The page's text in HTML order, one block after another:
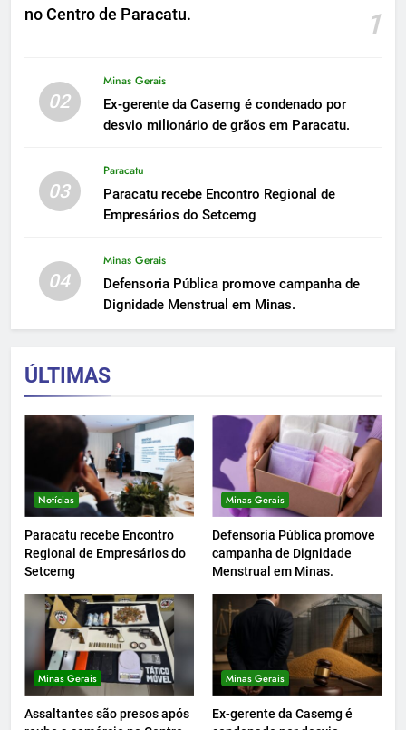
no Centro de Paracatu.
1
02
Minas Gerais
Ex-gerente da Casemg é condenado por
desvio milionário de grãos em Paracatu.
03
Paracatu
Paracatu recebe Encontro Regional de
Empresários do Setcemg
04
Minas Gerais
Defensoria Pública promove campanha de
Dignidade Menstrual em Minas.
ÚLTIMAS
Notícias
Paracatu recebe Encontro
Regional de Empresários do
Setcemg
Minas Gerais
Defensoria Pública promove
campanha de Dignidade
Menstrual em Minas.
Minas Gerais
Assaltantes são presos após
Minas Gerais
Ex-gerente da Casemg é